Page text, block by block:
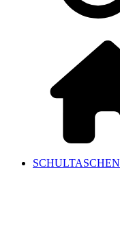
SCHULTASCHEN